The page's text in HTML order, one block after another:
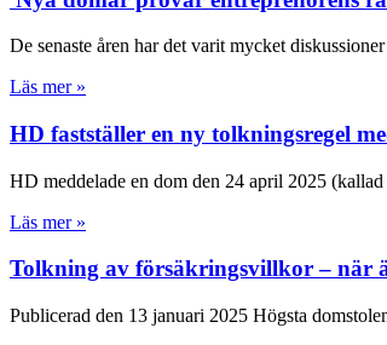
De senaste åren har det varit mycket
Läs mer »
HD fastställer en ny tolkningsregel
HD meddelade en dom den 24 april 2025
Läs mer »
Tolkning av försäkringsvillkor – när
Publicerad den 13 januari 2025 Högsta